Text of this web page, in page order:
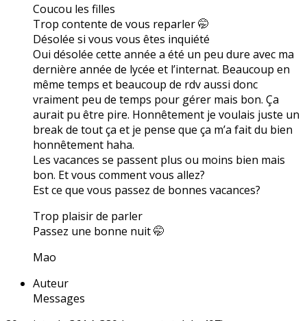
Coucou les filles
Trop contente de vous reparler 🤭
Désolée si vous vous êtes inquiété
Oui désolée cette année a été un peu dure avec ma
dernière année de lycée et l’internat. Beaucoup en
même temps et beaucoup de rdv aussi donc
vraiment peu de temps pour gérer mais bon. Ça
aurait pu être pire. Honnêtement je voulais juste un
break de tout ça et je pense que ça m’a fait du bien
honnêtement haha.
Les vacances se passent plus ou moins bien mais
bon. Et vous comment vous allez?
Est ce que vous passez de bonnes vacances?
Trop plaisir de parler
Passez une bonne nuit 🤭
Mao
Auteur
Messages